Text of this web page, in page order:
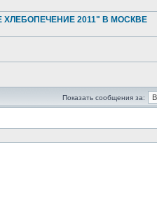
2011" В МОСКВЕ
Показать сообщения за: